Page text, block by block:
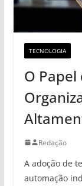
TECNOLOGIA
O
Redação
A adoção de
automação